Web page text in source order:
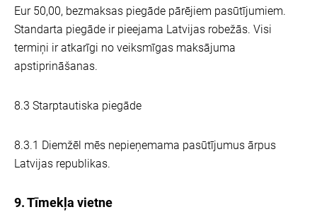
Eur 50,00, bezmaksas piegāde pārējiem pasūtījumiem.
Standarta piegāde ir pieejama Latvijas robežās. Visi
termiņi ir atkarīgi no veiksmīgas maksājuma
apstiprināšanas.
8.3 Starptautiska piegāde
8.3.1 Diemžēl mēs nepieņemama pasūtījumus ārpus
Latvijas republikas.
9. Tīmekļa vietne